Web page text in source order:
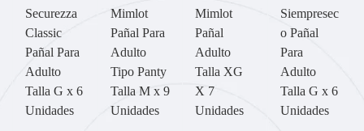
Securezza
Classic
Pañal Para
Adulto
Talla G x 6
Unidades
Mimlot
Pañal Para
Adulto
Tipo Panty
Talla M x 9
Unidades
Mimlot
Pañal
Adulto
Talla XG
X 7
Unidades
Siempresec
o Pañal
Para
Adulto
Talla G x 6
Unidades